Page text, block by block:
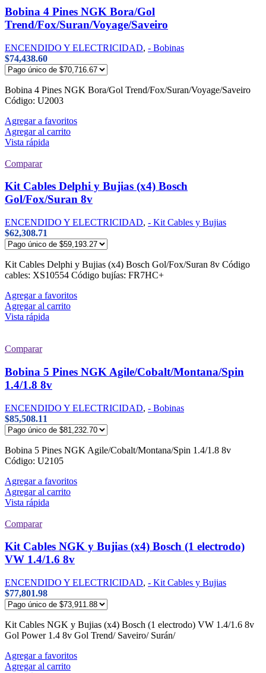
Bobina 4 Pines NGK Bora/Gol
Trend/Fox/Suran/Voyage/Saveiro
ENCENDIDO Y ELECTRICIDAD, - Bobinas
$74,438.60
Bobina 4 Pines NGK Bora/Gol Trend/Fox/Suran/Voyage/Saveiro
Código: U2003
Agregar a favoritos
Agregar al carrito
Vista rápida
Comparar
Kit Cables Delphi y Bujias (x4) Bosch
Gol/Fox/Suran 8v
ENCENDIDO Y ELECTRICIDAD, - Kit Cables y Bujias
$62,308.71
Kit Cables Delphi y Bujias (x4) Bosch Gol/Fox/Suran 8v Código
cables: XS10554 Código bujías: FR7HC+
Agregar a favoritos
Agregar al carrito
Vista rápida
Comparar
Bobina 5 Pines NGK Agile/Cobalt/Montana/Spin
1.4/1.8 8v
ENCENDIDO Y ELECTRICIDAD, - Bobinas
$85,508.11
Bobina 5 Pines NGK Agile/Cobalt/Montana/Spin 1.4/1.8 8v
Código: U2105
Agregar a favoritos
Agregar al carrito
Vista rápida
Comparar
Kit Cables NGK y Bujias (x4) Bosch (1 electrodo)
VW 1.4/1.6 8v
ENCENDIDO Y ELECTRICIDAD, - Kit Cables y Bujias
$77,801.98
Kit Cables NGK y Bujias (x4) Bosch (1 electrodo) VW 1.4/1.6 8v
Gol Power 1.4 8v Gol Trend/ Saveiro/ Surán/
Agregar a favoritos
Agregar al carrito